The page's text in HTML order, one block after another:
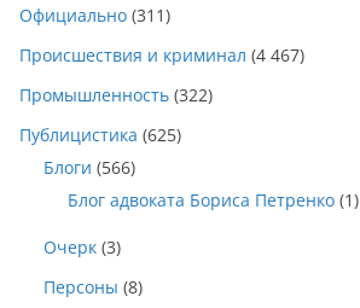
Официально (311)
Происшествия и криминал (4 467)
Промышленность (322)
Публицистика (625)
Блоги (566)
Блог адвоката Бориса Петренко (1)
Очерк (3)
Персоны (8)